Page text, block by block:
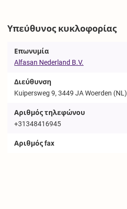
Υπεύθυνος κυκλοφορίας
Επωνυμία
Alfasan Nederland B.V.
Διεύθυνση
Kuipersweg 9, 3449 JA Woerden (NL)
Αριθμός τηλεφώνου
+31348416945
Αριθμός fax